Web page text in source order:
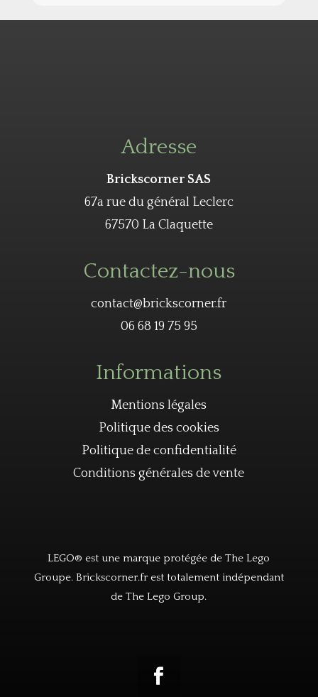
Adresse
Brickscorner SAS
67a rue du général Leclerc
67570 La Claquette
Contactez-nous
contact@brickscorner.fr
06 68 19 75 95
Informations
Mentions légales
Politique des cookies
Politique de confidentialité
Conditions générales de vente
LEGO® est une marque protégée de The Lego
Groupe. Brickscorner.fr est totalement indépendant
de The Lego Group.